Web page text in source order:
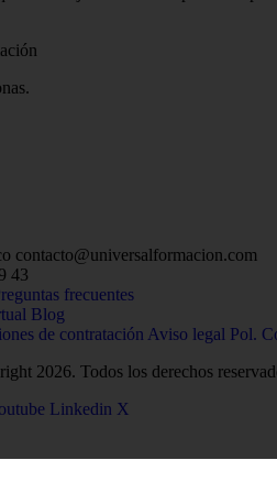
contacto@universalformacion.com
43
frecuentes
Blog
de contratación Aviso legal Pol.
2026. Todos los derechos
Linkedin X